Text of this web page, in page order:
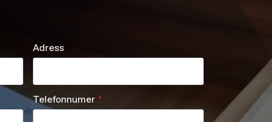
Adress
Telefonnumer *